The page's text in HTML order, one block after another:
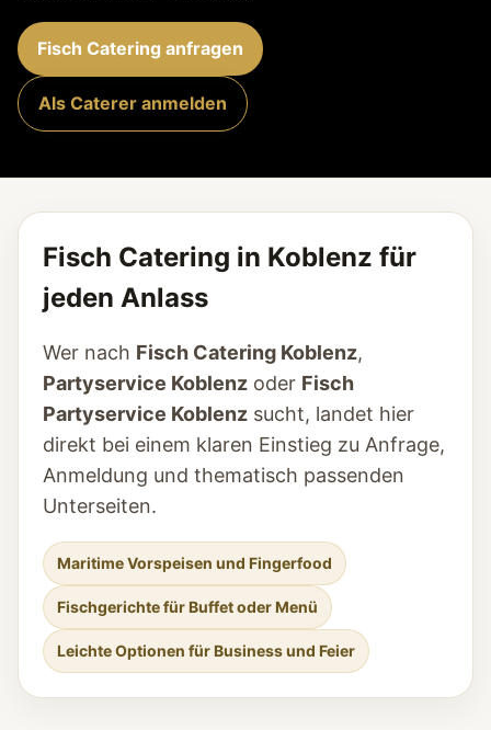
Fisch Catering anfragen
Als Caterer anmelden
Fisch Catering in Koblenz für
jeden Anlass
Wer nach Fisch Catering Koblenz,
Partyservice Koblenz oder Fisch
Partyservice Koblenz sucht, landet hier
direkt bei einem klaren Einstieg zu Anfrage,
Anmeldung und thematisch passenden
Unterseiten.
Maritime Vorspeisen und Fingerfood
Fischgerichte für Buffet oder Menü
Leichte Optionen für Business und Feier